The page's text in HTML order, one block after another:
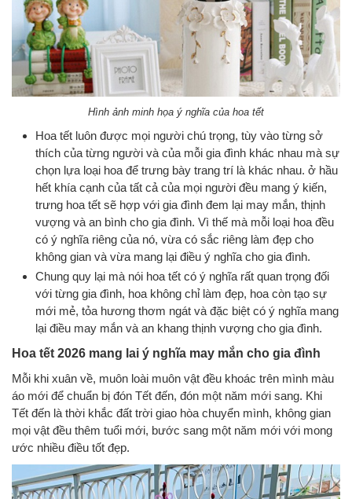
Hình ảnh minh họa ý nghĩa của hoa tết
Hoa tết luôn được mọi người chú trọng, tùy vào từng sở
thích của từng người và của mỗi gia đình khác nhau mà sự
chọn lựa loại hoa để trưng bày trang trí là khác nhau. ở hầu
hết khía cạnh của tất cả của mọi người đều mang ý kiến,
trưng hoa tết sẽ hợp với gia đình đem lại may mắn, thịnh
vượng và an bình cho gia đình. Vì thế mà mỗi loại hoa đều
có ý nghĩa riêng của nó, vừa có sắc riêng làm đẹp cho
không gian và vừa mang lại điều ý nghĩa cho gia đình.
Chung quy lại mà nói hoa tết có ý nghĩa rất quan trọng đối
với từng gia đình, hoa không chỉ làm đẹp, hoa còn tạo sự
mới mẻ, tỏa hương thơm ngát và đặc biệt có ý nghĩa mang
lại điều may mắn và an khang thịnh vượng cho gia đình.
Hoa tết 2026 mang lai ý nghĩa may mắn cho gia đình
Mỗi khi xuân về, muôn loài muôn vật đều khoác trên mình màu
áo mới để chuẩn bị đón Tết đến, đón một năm mới sang. Khi
Tết đến là thời khắc đất trời giao hòa chuyển mình, không gian
mọi vật đều thêm tuổi mới, bước sang một năm mới với mong
ước nhiều điều tốt đẹp.